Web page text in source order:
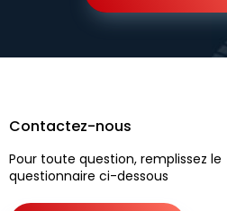
Contactez-nous
Pour toute question, remplissez le
questionnaire ci-dessous